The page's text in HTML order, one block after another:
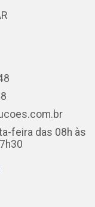
feira das 08h às